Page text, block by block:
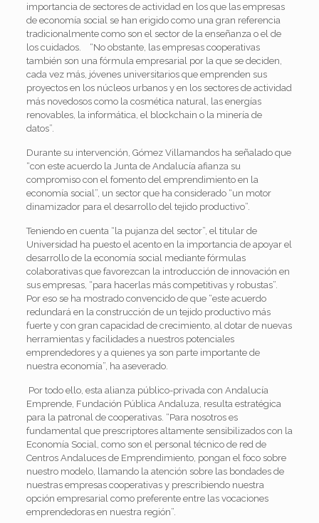
importancia de sectores de actividad en los que las empresas
de economía social se han erigido como una gran referencia
tradicionalmente como son el sector de la enseñanza o el de
los cuidados. “No obstante, las empresas cooperativas
también son una fórmula empresarial por la que se deciden,
cada vez más, jóvenes universitarios que emprenden sus
proyectos en los núcleos urbanos y en los sectores de actividad
más novedosos como la cosmética natural, las energías
renovables, la informática, el blockchain o la minería de
datos”.
Durante su intervención, Gómez Villamandos ha señalado que
“con este acuerdo la Junta de Andalucía afianza su
compromiso con el fomento del emprendimiento en la
economía social”, un sector que ha considerado “un motor
dinamizador para el desarrollo del tejido productivo”.
Teniendo en cuenta “la pujanza del sector”, el titular de
Universidad ha puesto el acento en la importancia de apoyar el
desarrollo de la economía social mediante fórmulas
colaborativas que favorezcan la introducción de innovación en
sus empresas, “para hacerlas más competitivas y robustas”.
Por eso se ha mostrado convencido de que “este acuerdo
redundará en la construcción de un tejido productivo más
fuerte y con gran capacidad de crecimiento, al dotar de nuevas
herramientas y facilidades a nuestros potenciales
emprendedores y a quienes ya son parte importante de
nuestra economía”, ha aseverado.
Por todo ello, esta alianza público-privada con Andalucía
Emprende, Fundación Pública Andaluza, resulta estratégica
para la patronal de cooperativas. “Para nosotros es
fundamental que prescriptores altamente sensibilizados con la
Economía Social, como son el personal técnico de red de
Centros Andaluces de Emprendimiento, pongan el foco sobre
nuestro modelo, llamando la atención sobre las bondades de
nuestras empresas cooperativas y prescribiendo nuestra
opción empresarial como preferente entre las vocaciones
emprendedoras en nuestra región”.